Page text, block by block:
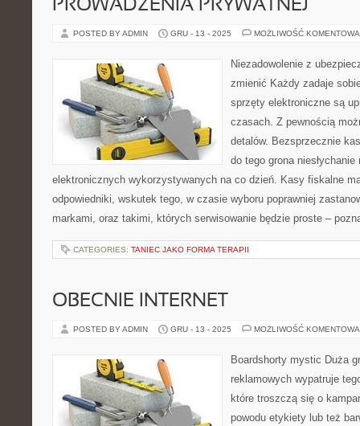
PROWADZENIA PRYWATNEJ
POSTED BY ADMIN GRU - 13 - 2025 MOŻLIWOŚĆ
Niezadowolenie z
zmienić Każdy zadaje
sprzęty elektroniczne są
czasach. Z pewnością
detalów. Bezsprzecznie
do tego grona
elektronicznych wykorzystywanych na co dzień. Kasy fiskalne
odpowiedniki, wskutek tego, w czasie wyboru poprawniej
markami, oraz takimi, których serwisowanie będzie proste –
CATEGORIES: TANIEC JAKO FORMA TERAPII
OBECNIE INTERNET
POSTED BY ADMIN GRU - 13 - 2025 MOŻLIWOŚĆ
Boardshorty mystic Duża
reklamowych wypatruje
które troszczą się o
powodu etykiety lub też